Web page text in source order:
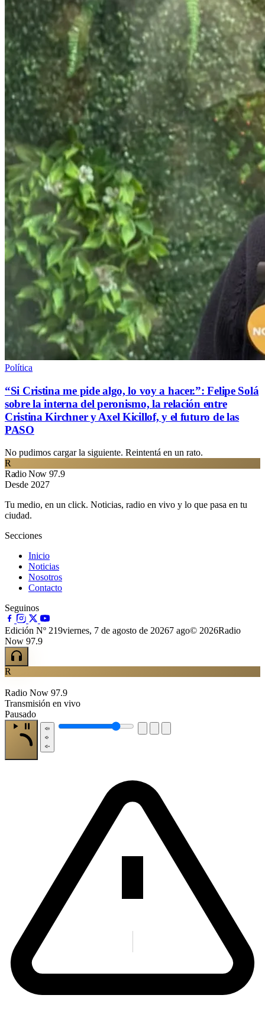
Política
“Si Cristina me pide algo, lo voy a hacer.”: Felipe Solá
sobre la interna del peronismo, la relación entre
Cristina Kirchner y Axel Kicillof, y el futuro de las
PASO
No pudimos cargar la siguiente. Reintentá en un rato.
R
Radio Now 97.9
Desde 2027
Tu medio, en un click. Noticias, radio en vivo y lo que pasa en tu
ciudad.
Secciones
Inicio
Noticias
Nosotros
Contacto
Seguinos
Edición Nº 219viernes, 7 de agosto de 20267 ago© 2026Radio
Now 97.9
R
Radio Now 97.9
Transmisión en vivo
Pausado